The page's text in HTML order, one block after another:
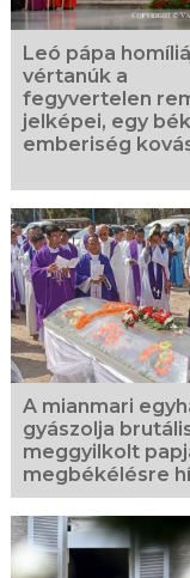
Leó pápa
vértanúk a
fegyvertelen
jelképei, egy
emberiség
A mianmari
gyászolja
meggyilkolt
megbékélésre